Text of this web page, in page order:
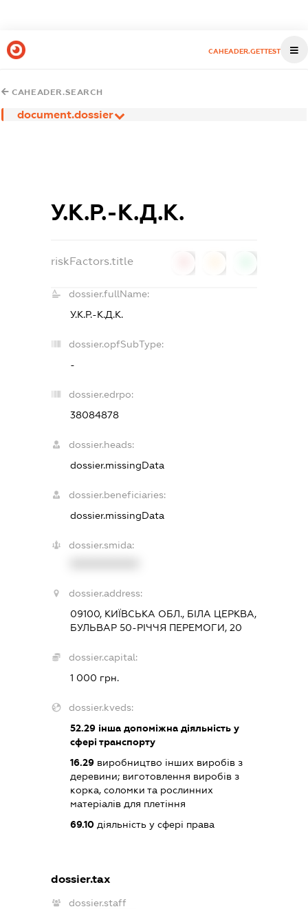
CAHEADER.GETTEST
CAHEADER.SEARCH
document.dossier
У.К.Р.-К.Д.К.
riskFactors.title
dossier.fullName:
У.К.Р.-К.Д.К.
dossier.opfSubType:
-
dossier.edrpo:
38084878
dossier.heads:
dossier.missingData
dossier.beneficiaries:
dossier.missingData
dossier.smida:
dossier.address:
09100, КИЇВСЬКА ОБЛ., БІЛА ЦЕРКВА,
БУЛЬВАР 50-РІЧЧЯ ПЕРЕМОГИ, 20
dossier.capital:
1 000 грн.
dossier.kveds:
52.29інша допоміжна діяльність у
сфері транспорту
16.29виробництво інших виробів з
деревини; виготовлення виробів з
корка, соломки та рослинних
матеріалів для плетіння
69.10діяльність у сфері права
dossier.tax
dossier.staff